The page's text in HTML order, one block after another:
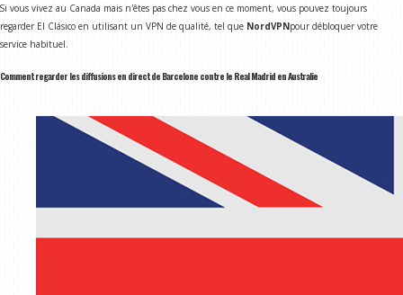
Si vous vivez au Canada mais n'êtes pas chez vous en ce moment, vous pouvez toujours
regarder El Clásico en utilisant un VPN de qualité, tel que NordVPNpour débloquer votre
service habituel.
Comment regarder les diffusions en direct de Barcelone contre le Real Madrid en Australie